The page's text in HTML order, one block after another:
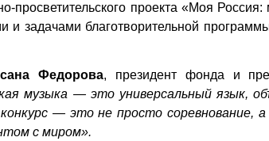
просветительского проекта «Моя
и задачами благотворительной
Федорова, президент фонда и
музыка — это универсальный язык,
— это не просто соревнование,
с миром».